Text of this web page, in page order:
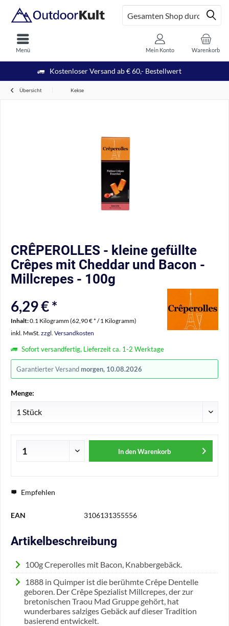
Kostenloser Versand ab € 60,- Bestellwert
Menü Warenkorb
Mein Konto
Übersicht Kekse
CRÊPEROLLES - kleine gefüllte
Crêpes mit Cheddar und Bacon -
Millcrepes - 100g
6,29 € *
Inhalt:0.1 Kilogramm (62,90 € * / 1 Kilogramm)
inkl. MwSt. zzgl. Versandkosten
Sofort versandfertig, Lieferzeit ca. 1-2 Werktage
Garantierter Versand morgen, 10.08.2026
Menge:
In den Warenkorb
Empfehlen
EAN 3106131355556
Artikelbeschreibung
100g Creperolles mit Bacon, Knabbergebäck.
1888 in Quimper ist die berühmte Crêpe Dentelle
geboren. Der Crêpe Spezialist Millcrepes, der zur
bretonischen Traou Mad Gruppe gehört, hat
wunderbares salziges Gebäck auf dieser Tradition
basierend entwickelt.